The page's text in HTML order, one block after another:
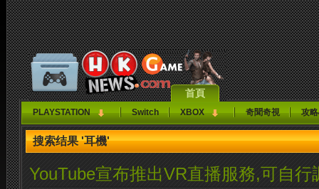
首頁
PLAYSTATION Switch XBOX 奇聞奇視 攻
搜索结果 '耳機'
YouTube宣布推出VR直播服務,可自行